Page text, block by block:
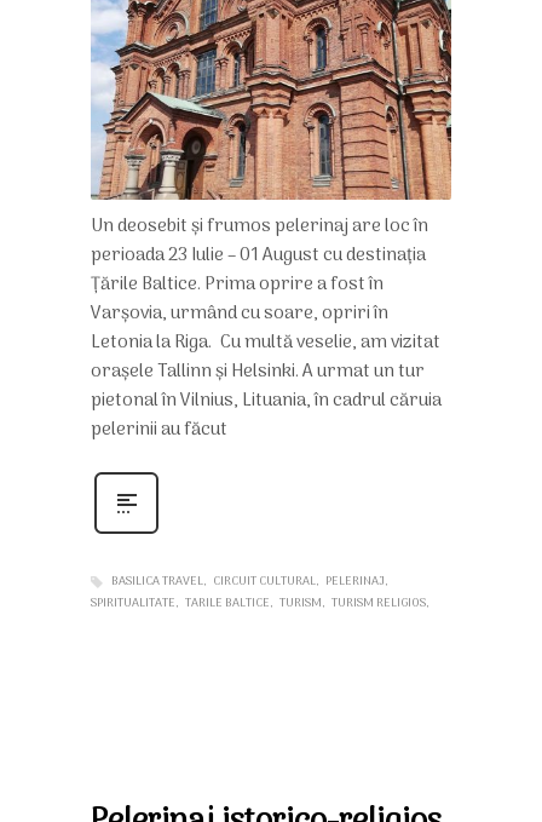
Un deosebit și frumos pelerinaj are loc în
perioada 23 Iulie – 01 August cu destinația
Țările Baltice. Prima oprire a fost în
Varșovia, urmând cu soare, opriri în
Letonia la Riga. Cu multă veselie, am vizitat
orașele Tallinn și Helsinki. A urmat un tur
pietonal în Vilnius, Lituania, în cadrul căruia
pelerinii au făcut
BASILICA TRAVEL CIRCUIT CULTURAL PELERINAJ
SPIRITUALITATE TARILE BALTICE TURISM TURISM RELIGIOS